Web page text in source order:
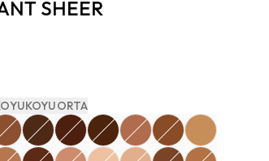
SHEER
KOYUORTA